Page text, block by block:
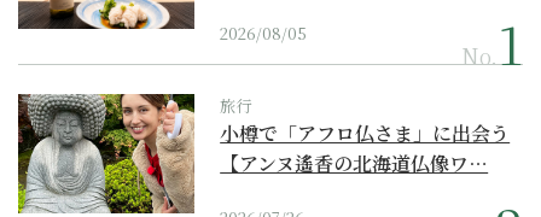
2026/08/05
No.
旅行
小樽で「アフロ仏さま」に出会う
【アンヌ遙香の北海道仏像ワ…